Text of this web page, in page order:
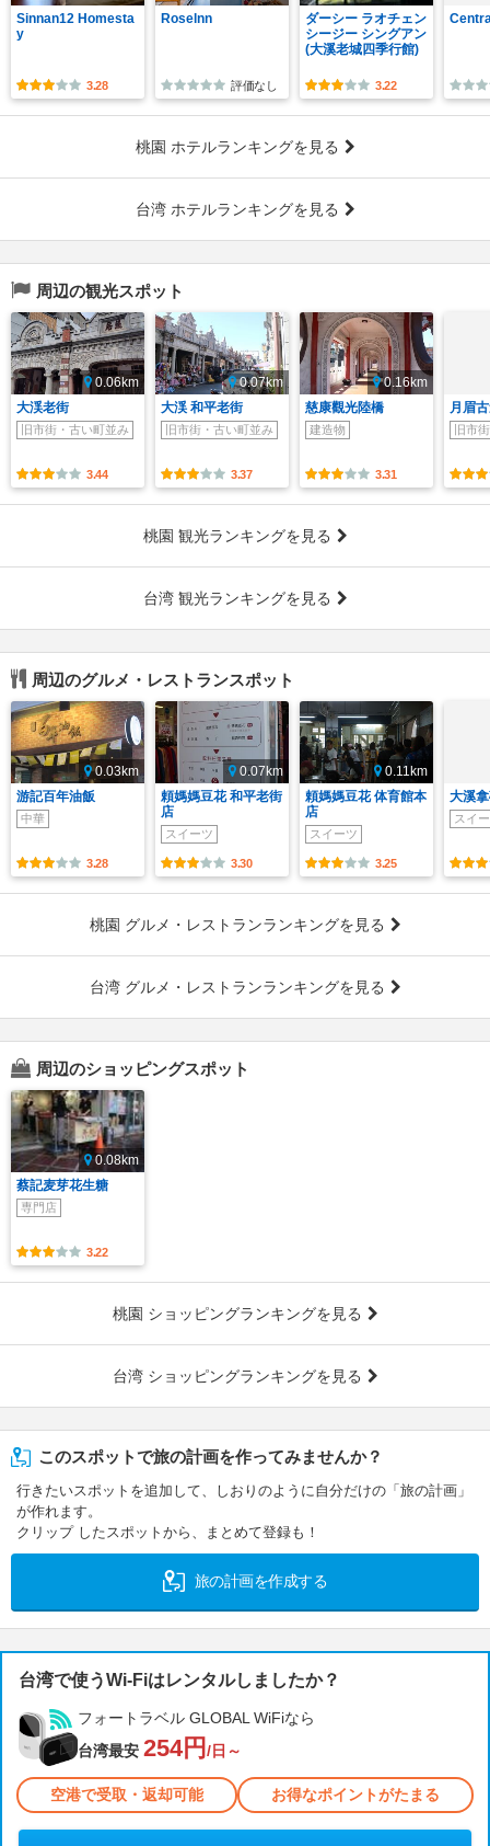
Sinnan12 Homesta
y
3.28
Roselnn
評価なし
ダーシー ラオチェン
シージー シングアン
(大溪老城四季行館)
3.22
桃園 ホテルランキングを見る
台湾 ホテルランキングを見る
周辺の観光スポット
0.06km
大渓老街
旧市街・古い町並み
3.44
0.07km
大渓 和平老街
旧市街・古い町並み
3.37
0.16km
慈康觀光陸橋
建造物
3.31
月眉
旧市
桃園 観光ランキングを見る
台湾 観光ランキングを見る
周辺のグルメ・レストランスポット
0.03km
游記百年油飯
中華
3.28
0.07km
頼媽媽豆花 和平老街
店
スイーツ
3.30
0.11km
頼媽媽豆花 体育館本
店
スイーツ
3.25
大溪
スイ
桃園 グルメ・レストランランキングを見る
台湾 グルメ・レストランランキングを見る
周辺のショッピングスポット
0.08km
蔡記麦芽花生糖
専門店
3.22
桃園 ショッピングランキングを見る
台湾 ショッピングランキングを見る
このスポットで旅の計画を作ってみませんか？
行きたいスポットを追加して、しおりのように自分だけの「旅の計画」
が作れます。
クリップ したスポットから、まとめて登録も！
旅の計画を作成する
台湾で使うWi-Fiはレンタルしましたか？
フォートラベル GLOBAL WiFiなら
台湾最安 254円 /日～
空港で受取・返却可能 お得なポイントがたまる